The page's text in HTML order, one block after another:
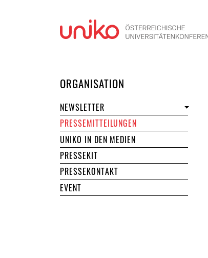
ORGANISATION
NEWSLETTER
PRESSEMITTEILUNGEN
UNIKO IN DEN MEDIEN
PRESSEKIT
PRESSEKONTAKT
EVENT